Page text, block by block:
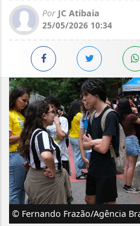
Por JC Atibaia
25/05/2026 10:34
© Fernando Frazão/Agência